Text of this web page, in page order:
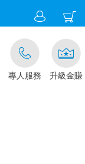
專人服務 升級金賺